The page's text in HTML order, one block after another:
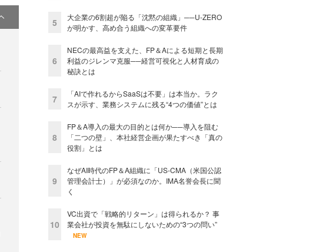
5
大企業の6割超が陥る「沈黙の組織」──U-ZERO
が明かす、高め合う組織への変革要件
6
NECの最高益を支えた、FP＆Aによる短期と長期
利益のジレンマ克服──経営可視化と人材育成の
秘訣とは
7
「AIで作れるからSaaSは不要」は本当か。ラク
スが示す、業務システムに残る“4つの価値”とは
8
FP＆A導入の最大の目的とは何か──導入を阻む
「二つの壁」、本社経営企画が果たすべき「真の
役割」とは
9
なぜAI時代のFP＆A組織に「US-CMA（米国公認
管理会計士）」が必須なのか。IMA名誉会長に聞
く
10
VC出資で「戦略的リターン」は得られるか？ 事
業会社が投資を無駄にしないための“3つの問い”
NEW